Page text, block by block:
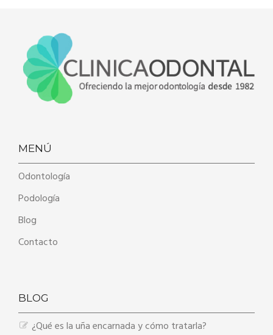
MENÚ
Odontología
Podología
Blog
Contacto
BLOG
¿Qué es la uña encarnada y cómo tratarla?